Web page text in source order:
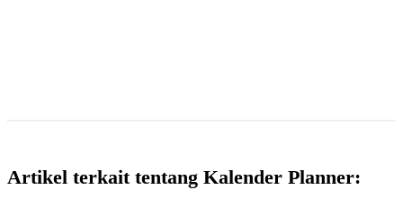
Artikel terkait tentang Kalender Planner: